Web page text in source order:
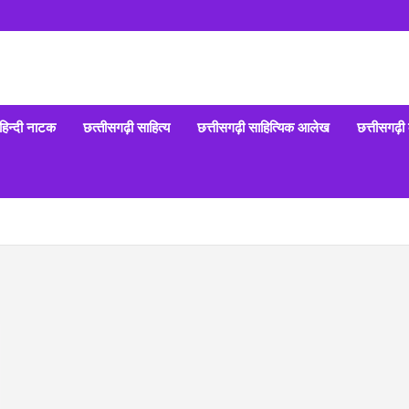
हिन्‍दी नाटक छत्‍तीसगढ़ी साहित्‍य छत्तीसगढ़ी साहित्यिक आलेख